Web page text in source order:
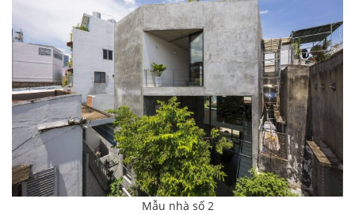
Mẫu nhà số 2